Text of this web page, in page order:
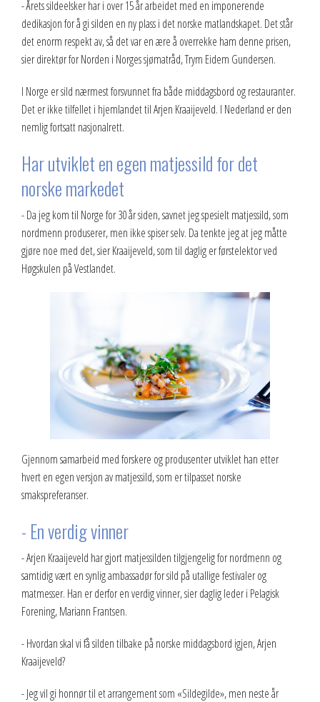
- Årets sildeelsker har i over 15 år arbeidet med en imponerende
dedikasjon for å gi silden en ny plass i det norske matlandskapet. Det står
det enorm respekt av, så det var en ære å overrekke ham denne prisen,
sier direktør for Norden i Norges sjømatråd, Trym Eidem Gundersen.
I Norge er sild nærmest forsvunnet fra både middagsbord og restauranter.
Det er ikke tilfellet i hjemlandet til Arjen Kraaijeveld. I Nederland er den
nemlig fortsatt nasjonalrett.
Har utviklet en egen matjessild for det
norske markedet
- Da jeg kom til Norge for 30 år siden, savnet jeg spesielt matjessild, som
nordmenn produserer, men ikke spiser selv. Da tenkte jeg at jeg måtte
gjøre noe med det, sier Kraaijeveld, som til daglig er førstelektor ved
Høgskulen på Vestlandet.
Gjennom samarbeid med forskere og produsenter utviklet han etter
hvert en egen versjon av matjessild, som er tilpasset norske
smakspreferanser.
- En verdig vinner
- Arjen Kraaijeveld har gjort matjessilden tilgjengelig for nordmenn og
samtidig vært en synlig ambassadør for sild på utallige festivaler og
matmesser. Han er derfor en verdig vinner, sier daglig leder i Pelagisk
Forening, Mariann Frantsen.
- Hvordan skal vi få silden tilbake på norske middagsbord igjen, Arjen
Kraaijeveld?
- Jeg vil gi honnør til et arrangement som «Sildegilde», men neste år